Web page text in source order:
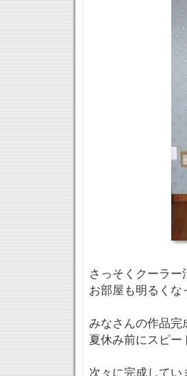
さっそくクーラー
お部屋も明るく
みなさんの作品完
夏休み前にスピ
次々に完成してい